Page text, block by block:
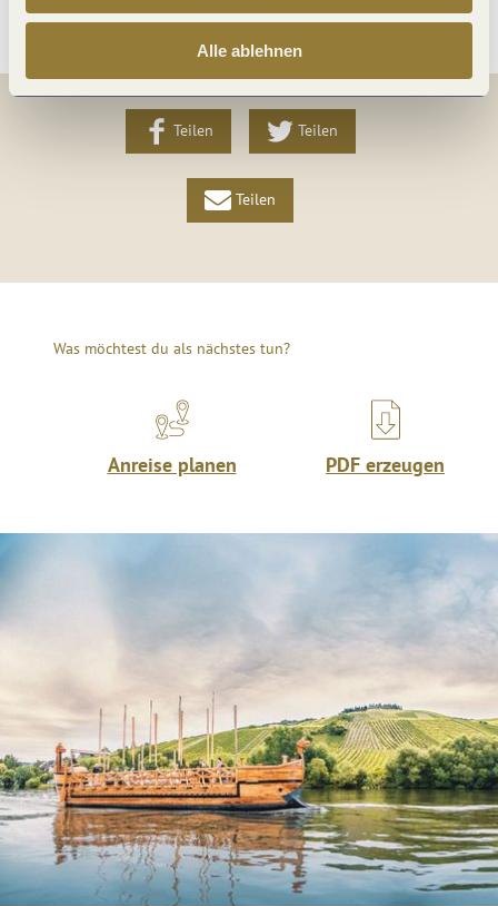
Alle ablehnen
Teilen Teilen
Teilen
Was möchtest du als nächstes tun?
Anreise planen PDF erzeugen